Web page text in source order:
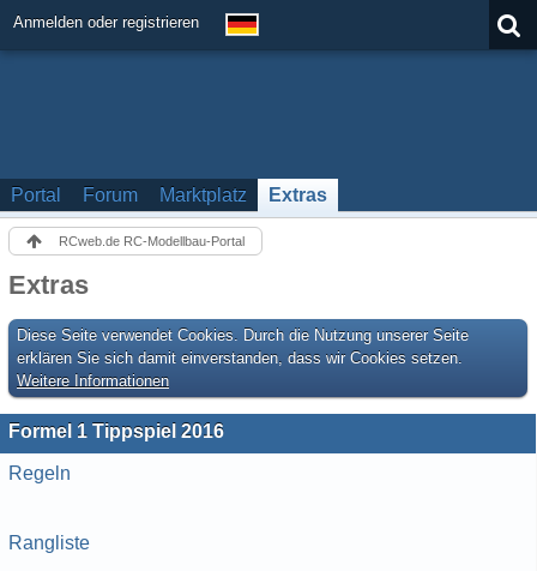
Anmelden oder registrieren
Portal Forum Marktplatz Extras
RCweb.de RC-Modellbau-Portal
Extras
Diese Seite verwendet Cookies. Durch die Nutzung unserer Seite
erklären Sie sich damit einverstanden, dass wir Cookies setzen.
Weitere Informationen
Formel 1 Tippspiel 2016
Regeln
Rangliste